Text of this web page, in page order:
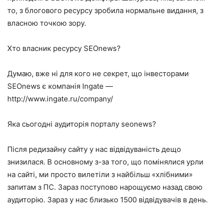
то, з блогового ресурсу зробила нормальне видання, з
власною точкою зору.
Хто власник ресурсу SEOnews?
Думаю, вже ні для кого не секрет, що інвесторами
SEOnews є компанія Ingate —
http://www.ingate.ru/company/
Яка сьогодні аудиторія порталу seonews?
Після редизайну сайту у нас відвідуваність дещо
знизилася. В основному з-за того, що помінялися урли
на сайті, ми просто вилетіли з найбільш «хлібними»
запитам з ПС. Зараз поступово нарощуємо назад свою
аудиторію. Зараз у нас близько 1500 відвідувачів в день.